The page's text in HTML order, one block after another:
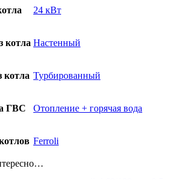
24 кВт
котла Настенный
котла Турбированный
ГВС Отопление + горячая вода
Ferroli